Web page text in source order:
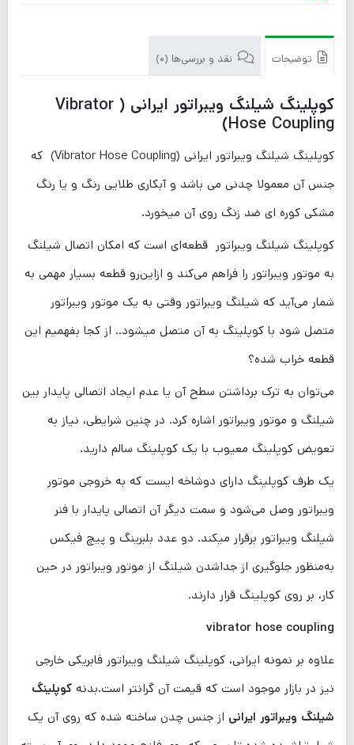
توضیحات نقد و بررسی‌ها (0)
کوپلینگ شیلنگ ویبراتور ایرانی ( Vibrator
Hose Coupling)
کوپلینگ شیلنگ ویبراتور ایرانی (Vibrator Hose Coupling) که
جنس آن معمولا چدنی می باشد و آبکاری طلایی رنگ و یا رنگ
مشکی کوره ای ضد زنگ روی آن میخورد.
کوپلینگ شیلنگ ویبراتور قطعه‌ای است که امکان اتصال شیلنگ
به موتور ویبراتور را فراهم می‌کند و ازاین‌رو قطعه بسیار مهمی به
شمار می‌آید که شیلنگ ویبراتور وقتی به یک موتور ویبراتور
متصل شود با کوپلینگ به آن متصل میشود.. از کجا بفهمیم این
قطعه خراب شده؟
می‌توان به ترک برداشتن سطح آن یا عدم ایجاد اتصالی پایدار بین
شیلنگ و موتور ویبراتور اشاره کرد. در چنین شرایطی، نیاز به
تعویض کوپلینگ معیوب با یک کوپلینگ سالم دارید.
یک طرف کوپلینگ دارای دوشاخه ایست که به خروجی موتور
ویبراتور وصل می‌شود و سمت دیگر آن اتصالی پایدار با فنر
شیلنگ ویبراتور برقرار میکند. دو عدد بلبرینگ و پیچ فیکس
به‌منظور جلوگیری از جداشدن شیلنگ از موتور ویبراتور در حین
کار، بر روی کوپلینگ قرار دارند.
vibrator hose coupling
علاوه بر نمونه ایرانی، کوپلینگ شیلنگ ویبراتور فابریکی خارجی
نیز در بازار موجود است که قیمت آن گرانتر است.بدنه کوپلینگ
شیلنگ ویبراتور ایرانی از جنس چدن ساخته شده که روی آن یک